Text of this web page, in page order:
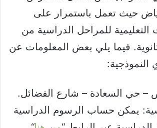
حيث تعمل باستمرار على
التعليمية للمراحل الدراسية من
فيما يلي بعض المعلومات عن
النموذجية:
– حي السعادة – شارع الفضائل.
يمكن حساب الرسوم الدراسية